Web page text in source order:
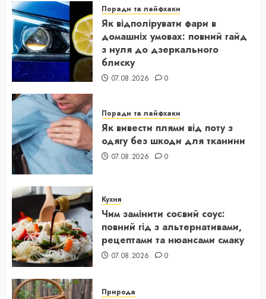
Поради та лайфхаки
Як відполірувати фари в
домашніх умовах: повний гайд
з нуля до дзеркального
блиску
07.08.2026 0
Поради та лайфхаки
Як вивести плями від поту з
одягу без шкоди для тканини
07.08.2026 0
Кухня
Чим замінити соєвий соус:
повний гід з альтернативами,
рецептами та нюансами смаку
07.08.2026 0
Природа